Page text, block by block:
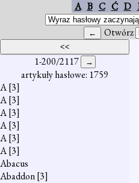
A B C Ć D
Otwórz
1-200/2117
artykuły hasłowe: 1759
A[3]
A[3]
A[3]
A[3]
A[3]
A[3]
Abacus
Abaddon[3]